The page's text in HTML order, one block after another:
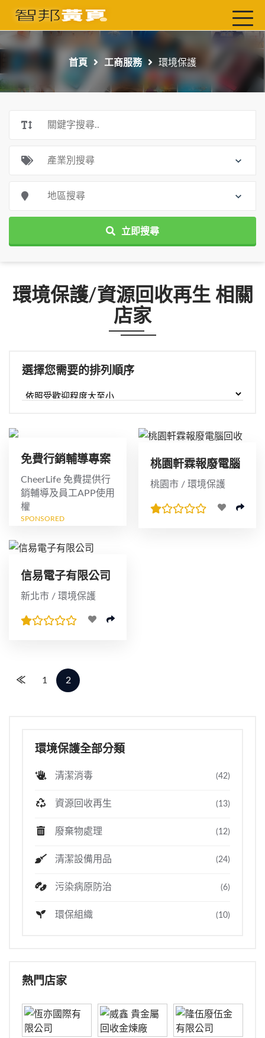
首頁
最新店家
吃喝玩樂
玩樂導航主題行程
聯絡我們
首頁 工商服務 環境保護
立即搜尋
環境保護/資源回收再生 相關
店家
環境保護全部分類
清潔消毒 (42)
資源回收再生 (13)
廢棄物處理 (12)
清潔設備用品 (24)
污染病原防治 (6)
環保組織 (10)
熱門店家
選擇您需要的排列順序
免費行銷輔導專案
CheerLife 免費提供行
銷輔導及員工APP使用
權
SPONSORED
桃園軒霖報廢電腦
回收
桃園市 / 環境保護
信易電子有限公司
新北市 / 環境保護
≪ 1 2